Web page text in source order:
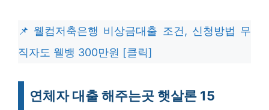
웰컴저축은행 비상금대출 조건, 신청방법 무
직자도 웰뱅 300만원 [클릭]
연체자 대출 해주는곳 햇살론 15